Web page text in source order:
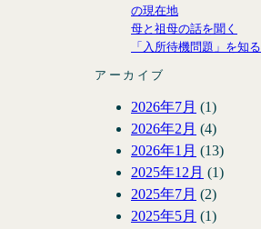
の現在地
母と祖母の話を聞く
「入所待機問題」を知る
アーカイブ
2026年7月 (1)
2026年2月 (4)
2026年1月 (13)
2025年12月 (1)
2025年7月 (2)
2025年5月 (1)